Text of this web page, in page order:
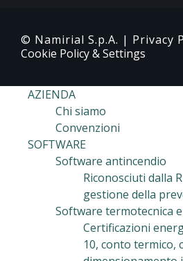
© Namirial S.p.A. | Privacy
Cookie Policy & Settings
AZIENDA
Chi siamo
Convenzioni
SOFTWARE
Software antincendio
Riconosciuti dalla
gestione della
Software termotecnica
Certificazioni
10, conto termico,